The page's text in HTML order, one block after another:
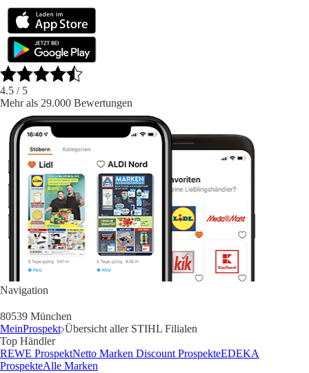
4.5 / 5
Mehr als 29.000 Bewertungen
Navigation
80539 München
MeinProspekt Übersicht aller STIHL Filialen
Top Händler
REWE ProspektNetto Marken Discount ProspekteEDEKA
ProspekteAlle Marken